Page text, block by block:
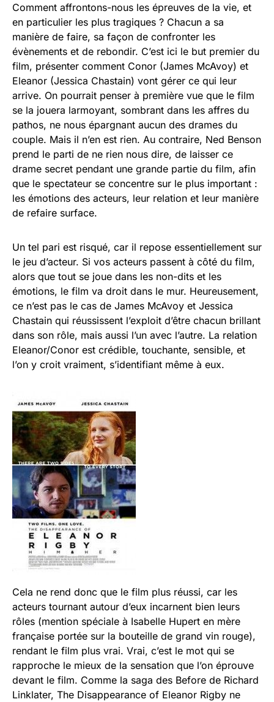
Comment affrontons-nous les épreuves de la vie, et
en particulier les plus tragiques ? Chacun a sa
manière de faire, sa façon de confronter les
évènements et de rebondir. C’est ici le but premier du
film, présenter comment Conor (James McAvoy) et
Eleanor (Jessica Chastain) vont gérer ce qui leur
arrive. On pourrait penser à première vue que le film
se la jouera larmoyant, sombrant dans les affres du
pathos, ne nous épargnant aucun des drames du
couple. Mais il n’en est rien. Au contraire, Ned Benson
prend le parti de ne rien nous dire, de laisser ce
drame secret pendant une grande partie du film, afin
que le spectateur se concentre sur le plus important :
les émotions des acteurs, leur relation et leur manière
de refaire surface.
Un tel pari est risqué, car il repose essentiellement sur
le jeu d’acteur. Si vos acteurs passent à côté du film,
alors que tout se joue dans les non-dits et les
émotions, le film va droit dans le mur. Heureusement,
ce n’est pas le cas de James McAvoy et Jessica
Chastain qui réussissent l’exploit d’être chacun brillant
dans son rôle, mais aussi l’un avec l’autre. La relation
Eleanor/Conor est crédible, touchante, sensible, et
l’on y croit vraiment, s’identifiant même à eux.
Cela ne rend donc que le film plus réussi, car les
acteurs tournant autour d’eux incarnent bien leurs
rôles (mention spéciale à Isabelle Hupert en mère
française portée sur la bouteille de grand vin rouge),
rendant le film plus vrai. Vrai, c’est le mot qui se
rapproche le mieux de la sensation que l’on éprouve
devant le film. Comme la saga des Before de Richard
Linklater, The Disappearance of Eleanor Rigby ne